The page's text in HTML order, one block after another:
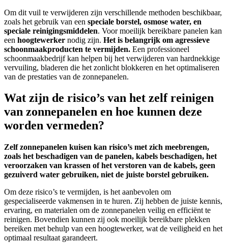
Om dit vuil te verwijderen zijn verschillende methoden beschikbaar,
zoals het gebruik van een speciale borstel, osmose water, en
speciale reinigingsmiddelen. Voor moeilijk bereikbare panelen kan
een hoogtewerker nodig zijn. Het is belangrijk om agressieve
schoonmaakproducten te vermijden. Een professioneel
schoonmaakbedrijf kan helpen bij het verwijderen van hardnekkige
vervuiling, bladeren die het zonlicht blokkeren en het optimaliseren
van de prestaties van de zonnepanelen.
Wat zijn de risico’s van het zelf reinigen
van zonnepanelen en hoe kunnen deze
worden vermeden?
Zelf zonnepanelen kuisen kan risico’s met zich meebrengen,
zoals het beschadigen van de panelen, kabels beschadigen, het
veroorzaken van krassen of het verstoren van de kabels, geen
gezuiverd water gebruiken, niet de juiste borstel gebruiken.
Om deze risico’s te vermijden, is het aanbevolen om
gespecialiseerde vakmensen in te huren. Zij hebben de juiste kennis,
ervaring, en materialen om de zonnepanelen veilig en efficiënt te
reinigen. Bovendien kunnen zij ook moeilijk bereikbare plekken
bereiken met behulp van een hoogtewerker, wat de veiligheid en het
optimaal resultaat garandeert.